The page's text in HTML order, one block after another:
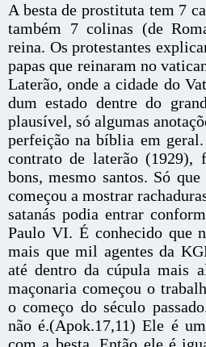
A besta de prostituta tem 7
também 7 colinas (de
reina. Os protestantes
papas que reinaram no
Laterão, onde a cidade do
dum estado dentre do
plausível, só algumas
perfeição na bíblia em
contrato de laterão (1929),
bons, mesmo santos. Só
começou a mostrar
satanás podia entrar
Paulo VI. É conhecido que
mais que mil agentes da
até dentro da cúpula mais
maçonaria começou o
o começo do século
não é.(Apok.17,11) Ele é